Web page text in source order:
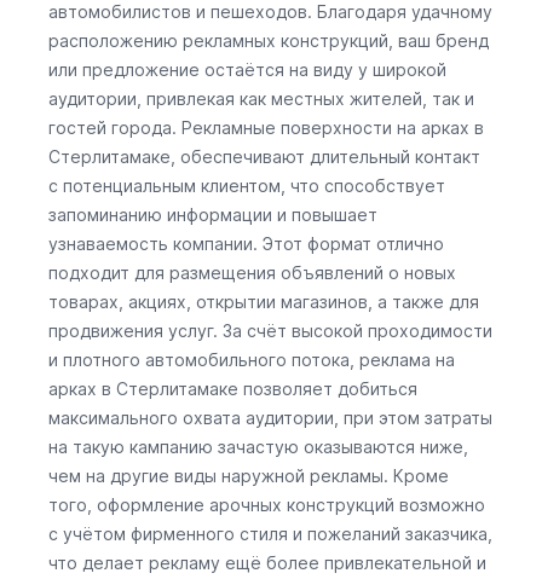
автомобилистов и пешеходов. Благодаря удачному
расположению рекламных конструкций, ваш бренд
или предложение остаётся на виду у широкой
аудитории, привлекая как местных жителей, так и
гостей города. Рекламные поверхности на арках в
Стерлитамаке, обеспечивают длительный контакт
с потенциальным клиентом, что способствует
запоминанию информации и повышает
узнаваемость компании. Этот формат отлично
подходит для размещения объявлений о новых
товарах, акциях, открытии магазинов, а также для
продвижения услуг. За счёт высокой проходимости
и плотного автомобильного потока, реклама на
арках в Стерлитамаке позволяет добиться
максимального охвата аудитории, при этом затраты
на такую кампанию зачастую оказываются ниже,
чем на другие виды наружной рекламы. Кроме
того, оформление арочных конструкций возможно
с учётом фирменного стиля и пожеланий заказчика,
что делает рекламу ещё более привлекательной и